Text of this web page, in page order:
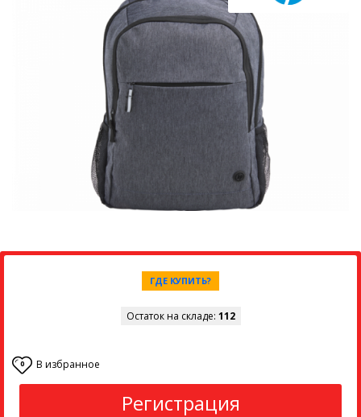
ГДЕ КУПИТЬ?
Остаток на складе: 112
0 В избранное
Регистрация